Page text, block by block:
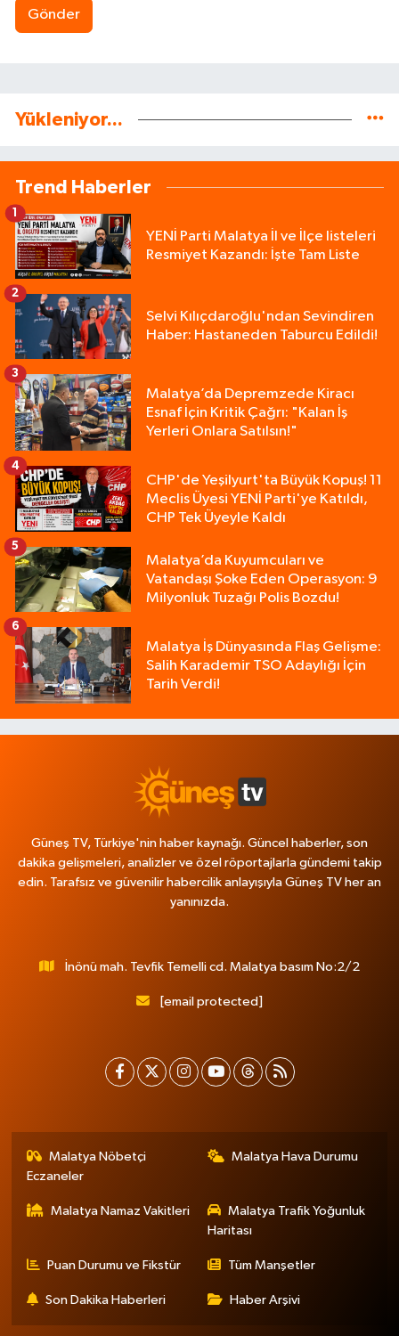
Gönder
Yükleniyor...
Trend Haberler
YENİ Parti Malatya İl ve İlçe listeleri
Resmiyet Kazandı: İşte Tam Liste
1
Selvi Kılıçdaroğlu'ndan Sevindiren
Haber: Hastaneden Taburcu Edildi!
2
Malatya’da Depremzede Kiracı
Esnaf İçin Kritik Çağrı: "Kalan İş
Yerleri Onlara Satılsın!"
3
CHP'de Yeşilyurt'ta Büyük Kopuş! 11
Meclis Üyesi YENİ Parti'ye Katıldı,
CHP Tek Üyeyle Kaldı
4
Malatya’da Kuyumcuları ve
Vatandaşı Şoke Eden Operasyon: 9
Milyonluk Tuzağı Polis Bozdu!
5
Malatya İş Dünyasında Flaş Gelişme:
Salih Karademir TSO Adaylığı İçin
Tarih Verdi!
6
Güneş TV, Türkiye'nin haber kaynağı. Güncel haberler, son
dakika gelişmeleri, analizler ve özel röportajlarla gündemi takip
edin. Tarafsız ve güvenilir habercilik anlayışıyla Güneş TV her an
yanınızda.
İnönü mah. Tevfik Temelli cd. Malatya basım No:2/2
[email protected]
Malatya Nöbetçi
Eczaneler
Malatya Hava Durumu
Malatya Namaz Vakitleri
Malatya Trafik Yoğunluk
Haritası
Puan Durumu ve Fikstür Tüm Manşetler
Son Dakika Haberleri Haber Arşivi